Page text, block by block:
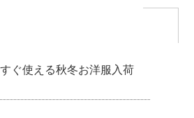
ぐ使える秋冬お洋服入荷